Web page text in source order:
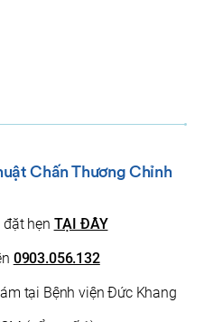
Chấn Thương Chỉnh
hẹn TẠI ĐÂY
0903.056.132
tại Bệnh viện Đức Khang